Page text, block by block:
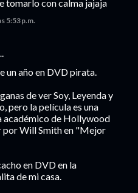
tomarlo con calma jajaja
5:53 p.m.
un año en DVD pirata.
de ver Soy, Leyenda y
pero la película es una
académico de Hollywood
por Will Smith en "Mejor
en DVD en la
de mi casa.